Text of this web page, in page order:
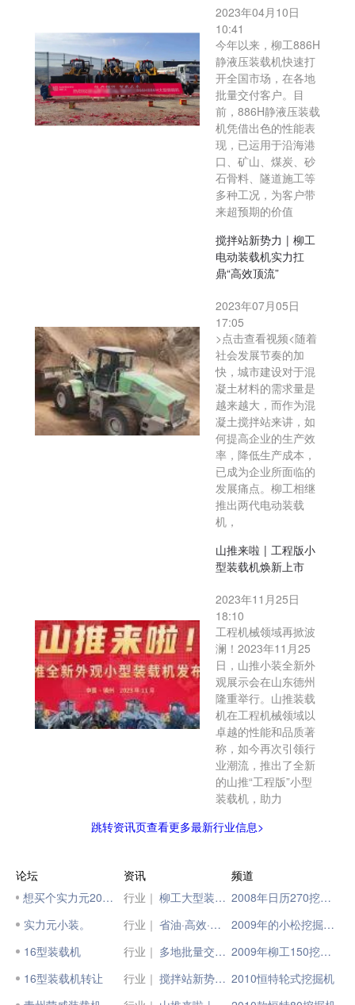
2023年04月10日
10:41
今年以来，柳工886H
静液压装载机快速打
开全国市场，在各地
批量交付客户。目
前，886H静液压装载
机凭借出色的性能表
现，已运用于沿海港
口、矿山、煤炭、砂
石骨料、隧道施工等
多种工况，为客户带
来超预期的价值
搅拌站新势力 | 柳工
电动装载机实力扛
鼎“高效顶流”
2023年07月05日
17:05
>点击查看视频<随着
社会发展节奏的加
快，城市建设对于混
凝土材料的需求量是
越来越大，而作为混
凝土搅拌站来讲，如
何提高企业的生产效
率，降低生产成本，
已成为企业所面临的
发展痛点。柳工相继
推出两代电动装载
机，
山推来啦 | 工程版小
型装载机焕新上市
2023年11月25日
18:10
工程机械领域再掀波
澜！2023年11月25
日，山推小装全新外
观展示会在山东德州
隆重举行。山推装载
机在工程机械领域以
卓越的性能和品质著
称，如今再次引领行
业潮流，推出了全新
的山推“工程版”小型
装载机，助力
跳转资讯页查看更多最新行业信息>
论坛
想买个实力元20装载机
实力元小装。
16型装载机
16型装载机转让
资讯
行业｜
柳工大型装载机批量发往西非
行业｜
省油·高效·可靠·简单！山推装载机用实力征服客户
行业｜
多地批量交付，柳工886H静液压装载机实力出众！
行业｜
搅拌站新势力 | 柳工电动装载机实力扛鼎“高效顶流”
频道
2008年日历270挖掘机
2009年的小松挖掘机220
2009年柳工150挖掘机
2010恒特轮式挖掘机